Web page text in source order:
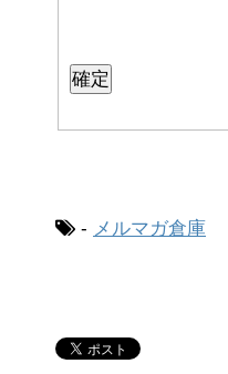
- メルマガ倉庫